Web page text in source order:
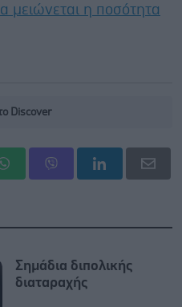
μειώνεται η ποσότητα
Discover
Σημάδια διπολικής
διαταραχής